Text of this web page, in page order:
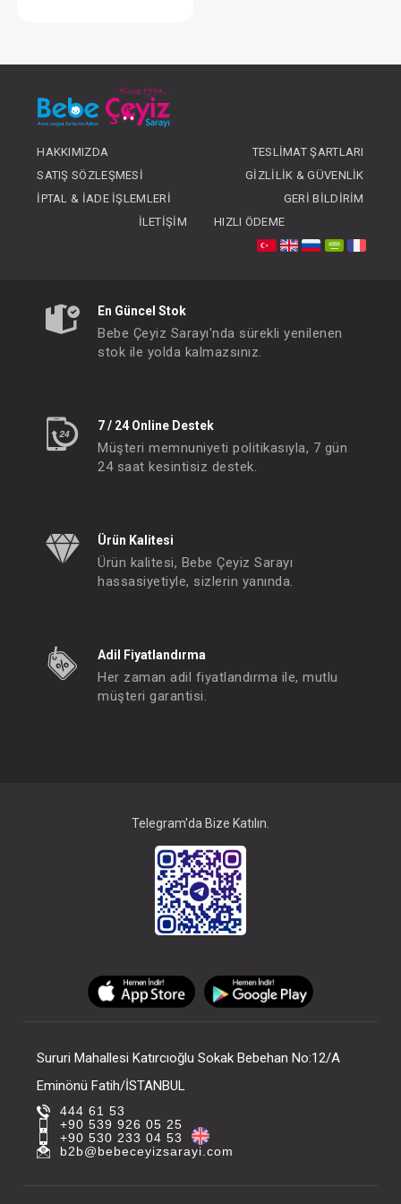
OLUNUZ
HAKKIMIZDA
TESLIMAT ŞARTLARI
SATIŞ SÖZLEŞMESI
GIZLILIK & GÜVENLIK
İPTAL & İADE İŞLEMLERI
GERI BILDIRIM
İLETIŞIM
HIZLI ÖDEME
En Güncel Stok
Bebe Çeyiz Sarayı'nda sürekli yenilenen
stok ile yolda kalmazsınız.
7 / 24 Online Destek
Müşteri memnuniyeti politikasıyla, 7 gün
24 saat kesintisiz destek.
Ürün Kalitesi
Ürün kalitesi, Bebe Çeyiz Sarayı
hassasiyetiyle, sizlerin yanında.
Adil Fiyatlandırma
Her zaman adil fiyatlandırma ile, mutlu
müşteri garantisi.
Telegram'da Bize Katılın.
Sururi Mahallesi Katırcıoğlu Sokak Bebehan No:12/A
Eminönü Fatih/İSTANBUL
444 61 53
+90 539 926 05 25
+90 530 233 04 53
b2b@bebeceyizsarayi.com